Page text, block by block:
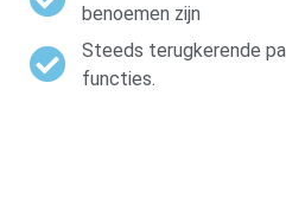
benoemen zijn
Steeds terugkerende
functies.